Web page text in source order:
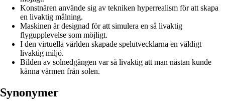
Konstnären använde sig av tekniken hyperrealism för att skapa
en livaktig målning.
Maskinen är designad för att simulera en så livaktig
flygupplevelse som möjligt.
I den virtuella världen skapade spelutvecklarna en väldigt
livaktig miljö.
Bilden av solnedgången var så livaktig att man nästan kunde
känna värmen från solen.
Synonymer